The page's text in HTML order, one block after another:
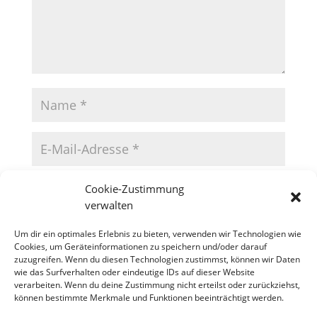
Cookie-Zustimmung
verwalten
Um dir ein optimales Erlebnis zu bieten, verwenden wir Technologien wie
Cookies, um Geräteinformationen zu speichern und/oder darauf
zuzugreifen. Wenn du diesen Technologien zustimmst, können wir Daten
wie das Surfverhalten oder eindeutige IDs auf dieser Website
verarbeiten. Wenn du deine Zustimmung nicht erteilst oder zurückziehst,
können bestimmte Merkmale und Funktionen beeinträchtigt werden.